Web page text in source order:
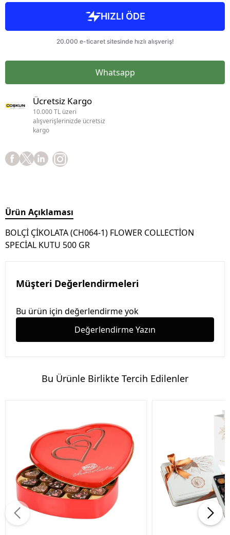
Whatsapp
Ücretsiz Kargo
10.000 TL üzeri
alışverişlerinizde ücretsiz
kargo
Ürün Açıklaması
BOLÇİ ÇİKOLATA (CH064-1) FLOWER COLLECTİON
SPECİAL KUTU 500 GR
Müşteri Değerlendirmeleri
Bu ürün için değerlendirme yok
Değerlendirme Yazın
Bu Ürünle Birlikte Tercih Edilenler